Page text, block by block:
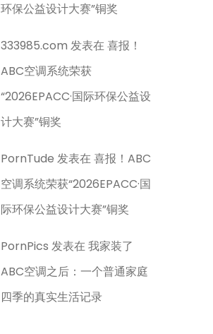
环保公益设计大赛”铜奖
333985.com 发表在喜报！
ABC空调系统荣获
“2026EPACC·国际环保公益设
计大赛”铜奖
PornTude 发表在喜报！ABC
空调系统荣获“2026EPACC·国
际环保公益设计大赛”铜奖
PornPics 发表在我家装了
ABC空调之后：一个普通家庭
四季的真实生活记录